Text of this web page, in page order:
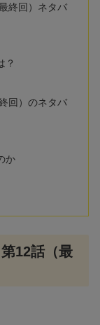
終回）ネタバ
？
回）のネタバ
か
12話（最